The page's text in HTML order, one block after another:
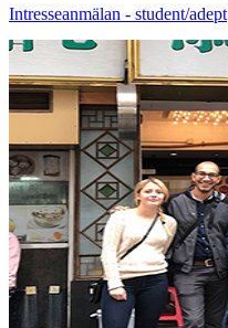
Intresseanmälan - student/adept